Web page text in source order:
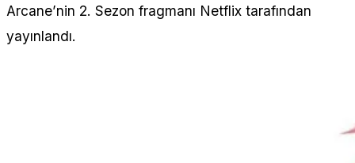
Arcane’nin 2. Sezon fragmanı Netflix tarafından
yayınlandı.